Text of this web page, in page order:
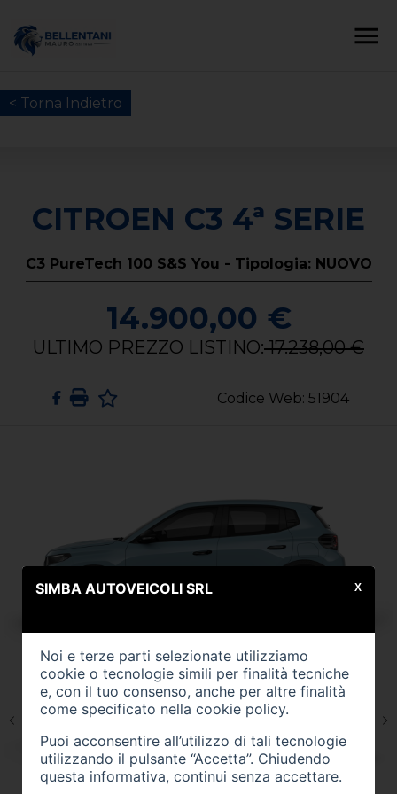
< Torna Indietro
Codice Web: 51904
CITROEN C3 4ª SERIE
C3 PureTech 100 S&S You - Tipologia: NUOVO
14.900,00 €
ULTIMO PREZZO LISTINO:17.238,00 €
SIMBA AUTOVEICOLI SRL
Noi e terze parti selezionate utilizziamo
cookie o tecnologie simili per finalità tecniche
e, con il tuo consenso, anche per altre finalità
come specificato nella cookie policy.
Puoi acconsentire all’utilizzo di tali tecnologie
utilizzando il pulsante “Accetta”. Chiudendo
questa informativa, continui senza accettare.
X